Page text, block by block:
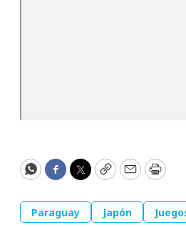
WhatsApp
Facebook
Twitter
CopyEmailPrint
Paraguay Japón